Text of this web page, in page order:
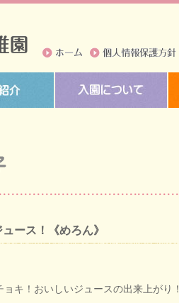
ース！《めろん》
キ！おいしいジュースの出来上がり！